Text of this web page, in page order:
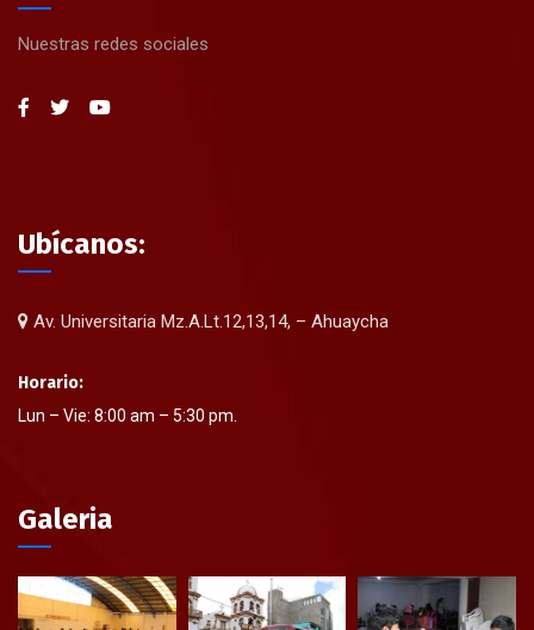
Nuestras redes sociales
Ubícanos:
Av. Universitaria Mz.A.Lt.12,13,14, – Ahuaycha
Horario:
Lun – Vie: 8:00 am – 5:30 pm.
Galeria